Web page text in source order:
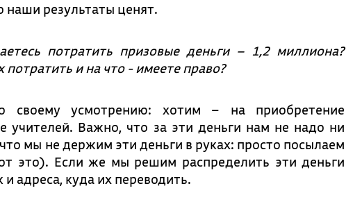
результаты ценят.
потратить призовые деньги – 1,2 миллиона?
потратить и на что - имеете право?
усмотрению: хотим – на приобретение
учителей. Важно, что за эти деньги нам не надо ни
мы не держим эти деньги в руках: просто посылаем
это). Если же мы решим распределить эти деньги
адреса, куда их переводить.